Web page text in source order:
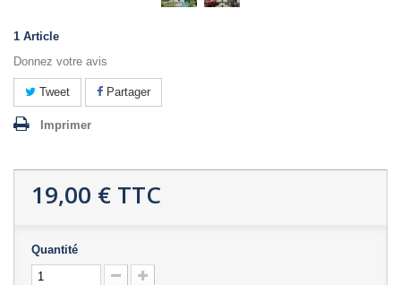
1 Article
Donnez votre avis
Tweet Partager
Imprimer
19,00 € TTC
Quantité